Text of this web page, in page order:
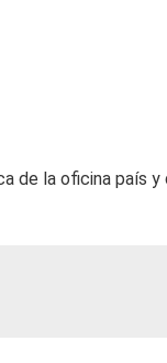
de la oficina país y